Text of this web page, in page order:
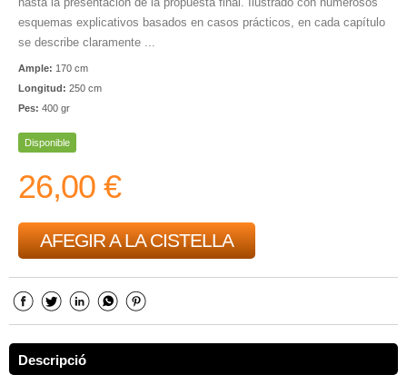
esquemas explicativos basados en casos prácticos, en cada capítulo
se describe claramente ...
Ample: 170 cm
Longitud: 250 cm
Pes: 400 gr
Disponible
26,00 €
AFEGIR A LA CISTELLA
Descripció